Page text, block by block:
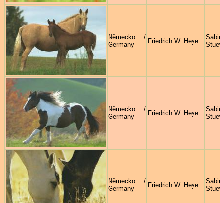
Německo /
Germany
Friedrich W. Heye
Německo /
Germany
Friedrich W. Heye
Německo /
Germany
Friedrich W. Heye